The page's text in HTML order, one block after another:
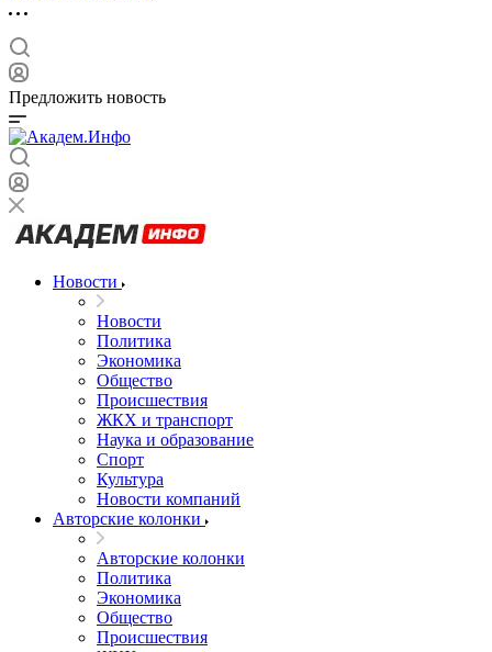
Предложить новость
Новости
Новости
Политика
Экономика
Общество
Происшествия
ЖКХ и транспорт
Наука и образование
Спорт
Культура
Новости компаний
Авторские колонки
Авторские колонки
Политика
Экономика
Общество
Происшествия